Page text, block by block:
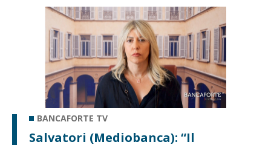
BANCAFORTE TV
Salvatori (Mediobanca): “Il